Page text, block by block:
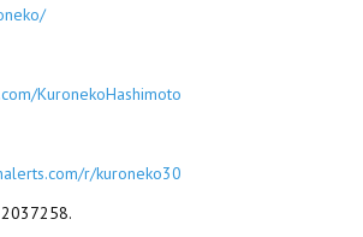
Reckoning
1
KuronekoHashimoto
r/kuroneko30